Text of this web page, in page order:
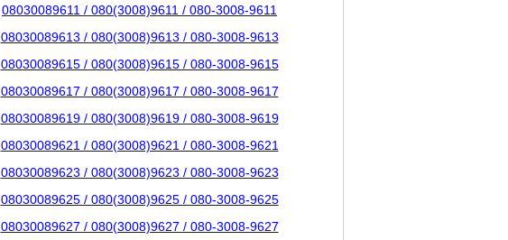
08030089611 / 080(3008)9611 / 080-3008-9611
08030089613 / 080(3008)9613 / 080-3008-9613
08030089615 / 080(3008)9615 / 080-3008-9615
08030089617 / 080(3008)9617 / 080-3008-9617
08030089619 / 080(3008)9619 / 080-3008-9619
08030089621 / 080(3008)9621 / 080-3008-9621
08030089623 / 080(3008)9623 / 080-3008-9623
08030089625 / 080(3008)9625 / 080-3008-9625
08030089627 / 080(3008)9627 / 080-3008-9627